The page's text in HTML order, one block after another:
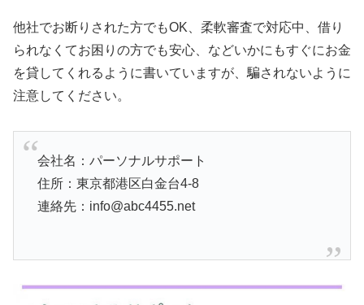
他社でお断りされた方でもOK、柔軟審査で対応中、借り
られなくてお困りの方でも安心、などいかにもすぐにお金
を貸してくれるように書いていますが、騙されないように
注意してください。
会社名：パーソナルサポート
住所：東京都港区白金台4-8
連絡先：info@abc4455.net